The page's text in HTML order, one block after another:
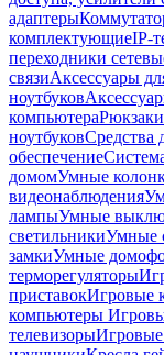
адаптеры
комплектующиеIP-
переходники
связиАксессуары
ноутбуков
компьютера
ноутбуковСредства
обеспечение
домомУмные
видеонаблюдения
лампыУмные
светильникиУмные
замкиУмные
терморегуляторы
приставокИгровые
компьютеры
телевизоры